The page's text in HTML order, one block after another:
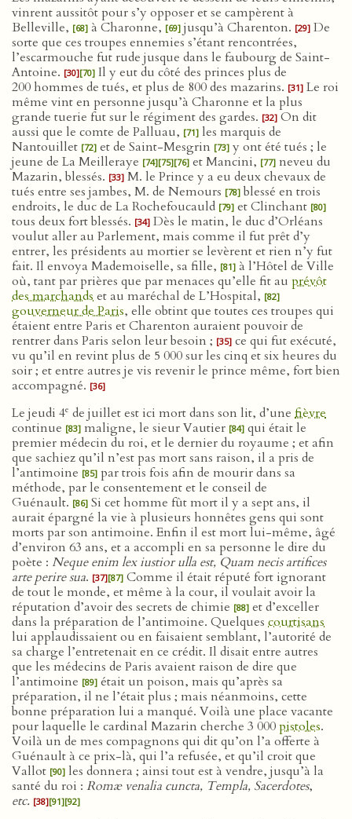
vinrent aussitôt pour s’y opposer et se campèrent à
Belleville, [68] à Charonne, [69] jusqu’à Charenton. [29] De
sorte que ces troupes ennemies s’étant rencontrées,
l’escarmouche fut rude jusque dans le faubourg de Saint-
Antoine. [30][70] Il y eut du côté des princes plus de
200 hommes de tués, et plus de 800 des mazarins. [31] Le roi
même vint en personne jusqu’à Charonne et la plus
grande tuerie fut sur le régiment des gardes. [32] On dit
aussi que le comte de Palluau, [71] les marquis de
Nantouillet [72] et de Saint-Mesgrin [73] y ont été tués ; le
jeune de La Meilleraye [74][75][76] et Mancini, [77] neveu du
Mazarin, blessés. [33] M. le Prince y a eu deux chevaux de
tués entre ses jambes, M. de Nemours [78] blessé en trois
endroits, le duc de La Rochefoucauld [79] et Clinchant [80]
tous deux fort blessés. [34] Dès le matin, le duc d’Orléans
voulut aller au Parlement, mais comme il fut prêt d’y
entrer, les présidents au mortier se levèrent et rien n’y fut
fait. Il envoya Mademoiselle, sa fille, [81] à l’Hôtel de Ville
où, tant par prières que par menaces qu’elle fit au prévôt
des marchandset au maréchal de L’Hospital, [82]
gouverneur de Paris, elle obtint que toutes ces troupes qui
étaient entre Paris et Charenton auraient pouvoir de
rentrer dans Paris selon leur besoin ; [35] ce qui fut exécuté,
vu qu’il en revint plus de 5 000 sur les cinq et six heures du
soir ; et entre autres je vis revenir le prince même, fort bien
accompagné. [36]
Le jeudi 4e de juillet est ici mort dans son lit, d’une fièvre
continue [83] maligne, le sieur Vautier [84] qui était le
premier médecin du roi, et le dernier du royaume ; et afin
que sachiez qu’il n’est pas mort sans raison, il a pris de
l’antimoine [85] par trois fois afin de mourir dans sa
méthode, par le consentement et le conseil de
Guénault. [86] Si cet homme fût mort il y a sept ans, il
aurait épargné la vie à plusieurs honnêtes gens qui sont
morts par son antimoine. Enfin il est mort lui-même, âgé
d’environ 63 ans, et a accompli en sa personne le dire du
poète : Neque enim lex iustior ulla est, Quam necis artifices
arte perire sua. [37][87] Comme il était réputé fort ignorant
de tout le monde, et même à la cour, il voulait avoir la
réputation d’avoir des secrets de chimie [88] et d’exceller
dans la préparation de l’antimoine. Quelques courtisans
lui applaudissaient ou en faisaient semblant, l’autorité de
sa charge l’entretenait en ce crédit. Il disait entre autres
que les médecins de Paris avaient raison de dire que
l’antimoine [89] était un poison, mais qu’après sa
préparation, il ne l’était plus ; mais néanmoins, cette
bonne préparation lui a manqué. Voilà une place vacante
pour laquelle le cardinal Mazarin cherche 3 000pistoles.
Voilà un de mes compagnons qui dit qu’on l’a offerte à
Guénault à ce prix-là, qui l’a refusée, et qu’il croit que
Vallot [90] les donnera ; ainsi tout est à vendre, jusqu’à la
santé du roi : Romæ venalia cuncta, Templa, Sacerdotes,
etc. [38][91][92]